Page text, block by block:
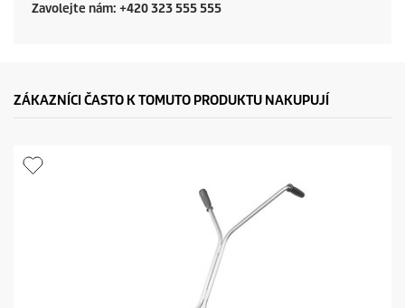
Zavolejte nám: +420 323 555 555
ZÁKAZNÍCI ČASTO K TOMUTO PRODUKTU NAKUPUJÍ